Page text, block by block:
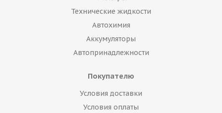
Технические жидкости
Автохимия
Аккумуляторы
Автопринадлежности
Покупателю
Условия доставки
Условия оплаты